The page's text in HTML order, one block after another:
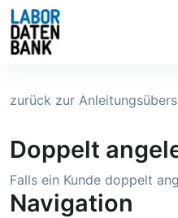
zurück zur
Doppelt
Falls ein Kunde doppelt
Navigation